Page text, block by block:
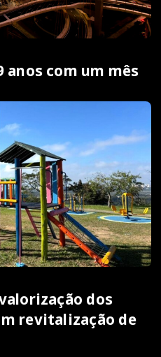
anos com um mês
dos
revitalização de